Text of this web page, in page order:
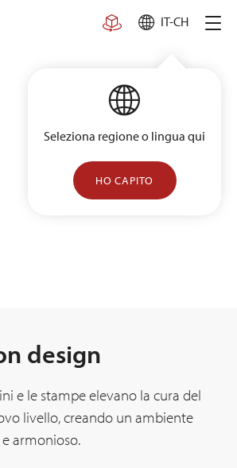
IT-CH
Seleziona regione o lingua qui
HO CAPITO
design
e le stampe elevano la cura del
livello, creando un ambiente
armonioso.